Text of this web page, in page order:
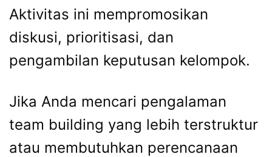
Aktivitas ini mempromosikan
diskusi, prioritisasi, dan
pengambilan keputusan kelompok.
Jika Anda mencari pengalaman
team building yang lebih terstruktur
atau membutuhkan perencanaan